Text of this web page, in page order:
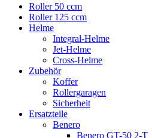
Roller 50 ccm
Roller 125 ccm
Helme
Integral-Helme
Jet-Helme
Cross-Helme
Zubehör
Koffer
Rollergaragen
Sicherheit
Ersatzteile
Benero
Benero GT-50 2-T